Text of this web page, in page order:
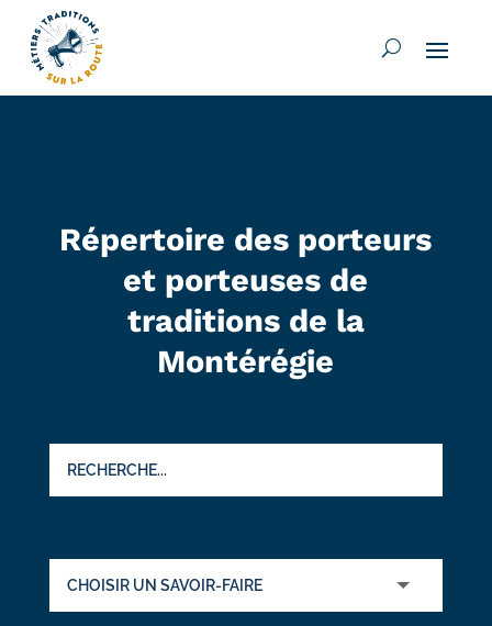
Répertoire des porteurs
et porteuses de
traditions de la
Montérégie